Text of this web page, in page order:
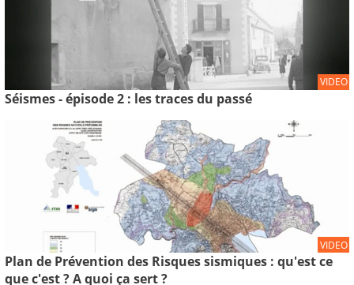
VIDEO
Séismes - épisode 2 : les traces du passé
VIDEO
Plan de Prévention des Risques sismiques : qu'est ce
que c'est ? A quoi ça sert ?